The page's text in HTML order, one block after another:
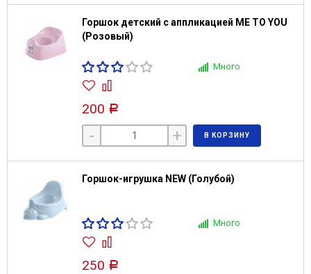
Горшок детский с аппликацией ME TO YOU
(Розовый)
Много
200 Р
- + В КОРЗИНУ
Горшок-игрушка NEW (Голубой)
Много
250 Р